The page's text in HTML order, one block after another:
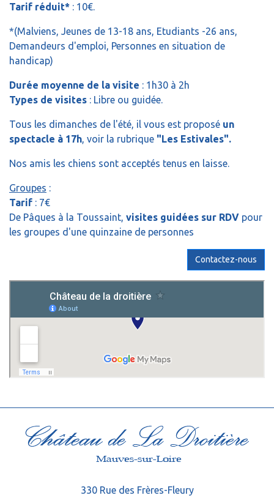
Tarif réduit* : 10€.
*(Malviens, Jeunes de 13-18 ans, Etudiants -26 ans,
Demandeurs d'emploi, Personnes en situation de
handicap)
Durée moyenne de la visite : 1h30 à 2h
Types de visites : Libre ou guidée.
Tous les dimanches de l'été, il vous est proposé un
spectacle à 17h, voir la rubrique "Les Estivales".
Nos amis les chiens sont acceptés tenus en laisse.
Groupes :
Tarif : 7€
De Pâques à la Toussaint, visites guidées sur RDV pour
les groupes d'une quinzaine de personnes
Contactez-nous
330 Rue des Frères-Fleury